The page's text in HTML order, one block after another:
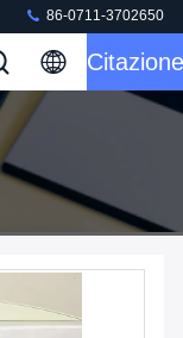
86-0711-3702650
Citazione